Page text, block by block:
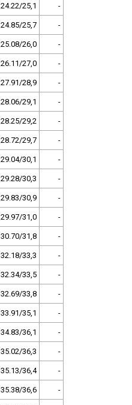
24.22/25,1 -
24.85/25,7 -
25.08/26,0 -
26.11/27,0 -
27.91/28,9 -
28.06/29,1 -
28.25/29,2 -
28.72/29,7 -
29.04/30,1 -
29.28/30,3 -
29.83/30,9 -
29.97/31,0 -
30.70/31,8 -
32.18/33,3 -
32.34/33,5 -
32.69/33,8 -
33.91/35,1 -
34.83/36,1 -
35.02/36,3 -
35.13/36,4 -
35.38/36,6 -